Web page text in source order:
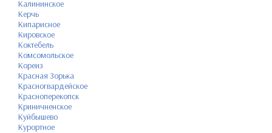
Калининское
Керчь
Кипарисное
Кировское
Коктебель
Комсомольское
Кореиз
Красная Зорька
Красногвардейское
Красноперекопск
Криничненское
Куйбышево
Курортное